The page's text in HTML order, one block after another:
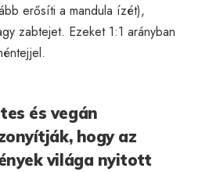
erősíti a mandula ízét),
zabtejet. Ezeket 1:1 arányban
és vegán
hogy az
világa nyitott